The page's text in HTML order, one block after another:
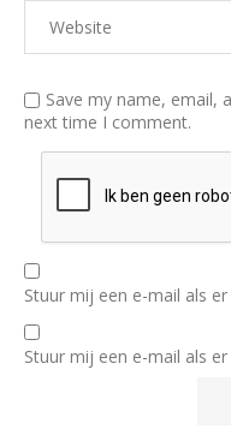
Save my name, email,
next time I comment.
Stuur mij een e-mail als
Stuur mij een e-mail als